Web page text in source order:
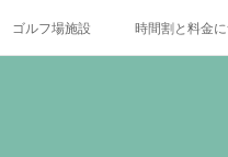
ゴルフ場施設 時間割と料金